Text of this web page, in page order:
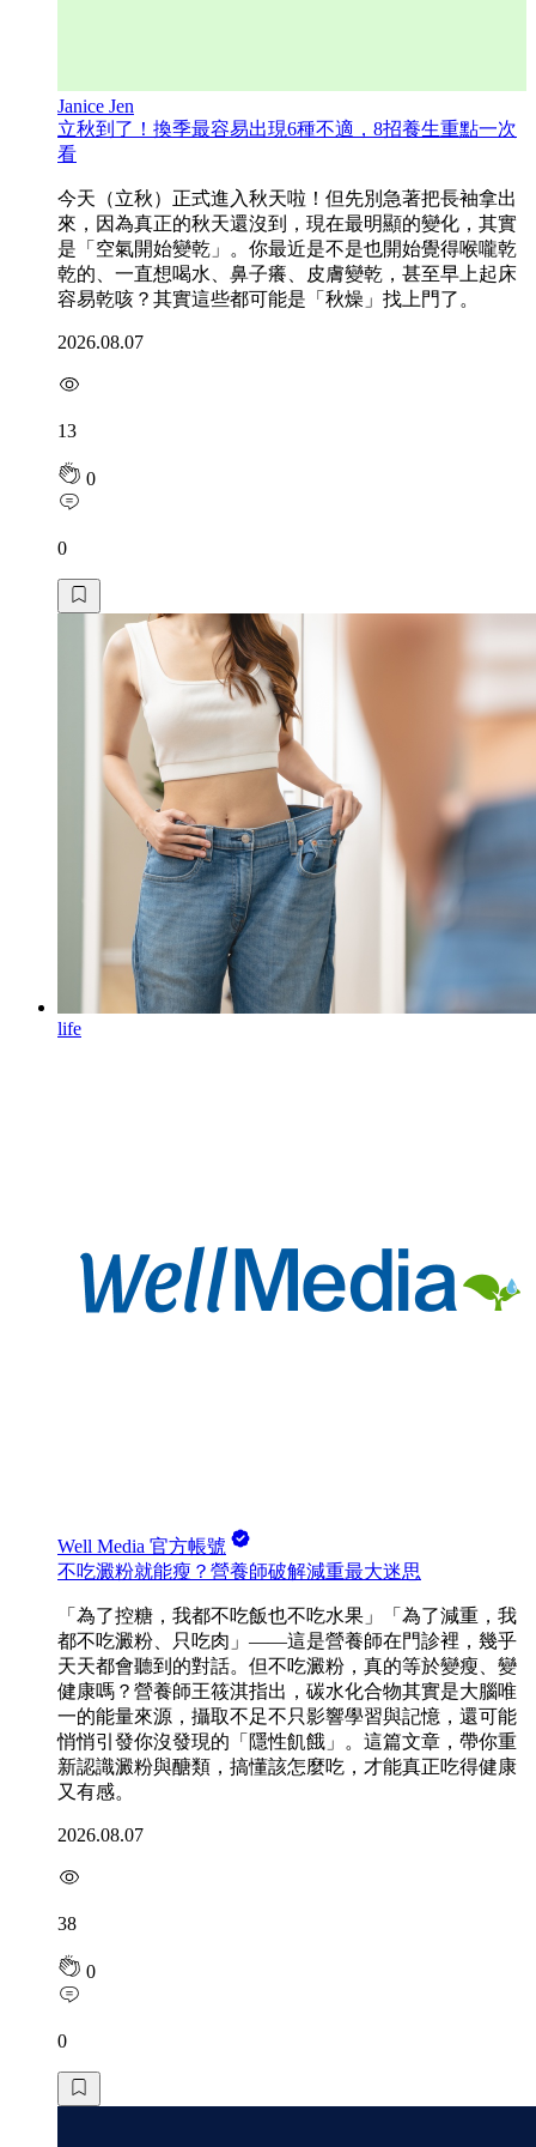
Janice Jen
立秋到了！換季最容易出現6種不適，8招養生重點一次
看
今天（立秋）正式進入秋天啦！但先別急著把長袖拿出
來，因為真正的秋天還沒到，現在最明顯的變化，其實
是「空氣開始變乾」。你最近是不是也開始覺得喉嚨乾
乾的、一直想喝水、鼻子癢、皮膚變乾，甚至早上起床
容易乾咳？其實這些都可能是「秋燥」找上門了。
2026.08.07
13
0
0
life
Well Media 官方帳號
不吃澱粉就能瘦？營養師破解減重最大迷思
「為了控糖，我都不吃飯也不吃水果」「為了減重，我
都不吃澱粉、只吃肉」——這是營養師在門診裡，幾乎
天天都會聽到的對話。但不吃澱粉，真的等於變瘦、變
健康嗎？營養師王筱淇指出，碳水化合物其實是大腦唯
一的能量來源，攝取不足不只影響學習與記憶，還可能
悄悄引發你沒發現的「隱性飢餓」。這篇文章，帶你重
新認識澱粉與醣類，搞懂該怎麼吃，才能真正吃得健康
又有感。
2026.08.07
38
0
0